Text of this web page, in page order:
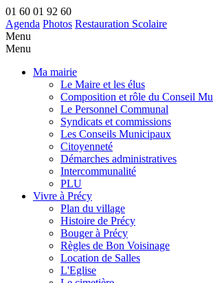
01 60 01 92 60
Agenda Photos Restauration Scolaire
Menu
Menu
Ma mairie
Le Maire et les élus
Composition et rôle du Conseil
Le Personnel Communal
Syndicats et commissions
Les Conseils Municipaux
Citoyenneté
Démarches administratives
Intercommunalité
PLU
Vivre à Précy
Plan du village
Histoire de Précy
Bouger à Précy
Règles de Bon Voisinage
Location de Salles
L'Eglise